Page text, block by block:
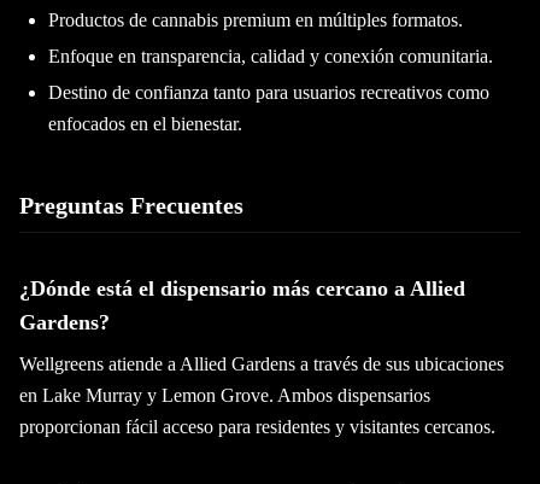
Productos de cannabis premium en múltiples formatos.
Enfoque en transparencia, calidad y conexión comunitaria.
Destino de confianza tanto para usuarios recreativos como
enfocados en el bienestar.
Preguntas Frecuentes
¿Dónde está el dispensario más cercano a Allied
Gardens?
Wellgreens atiende a Allied Gardens a través de sus ubicaciones
en Lake Murray y Lemon Grove. Ambos dispensarios
proporcionan fácil acceso para residentes y visitantes cercanos.